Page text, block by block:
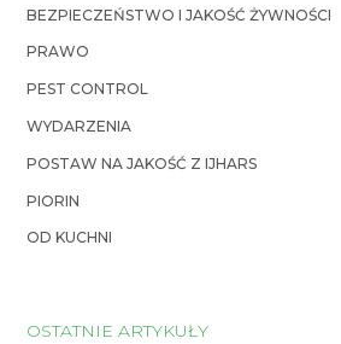
BEZPIECZEŃSTWO I JAKOŚĆ ŻYWNOŚCI
PRAWO
PEST CONTROL
WYDARZENIA
POSTAW NA JAKOŚĆ Z IJHARS
PIORIN
OD KUCHNI
OSTATNIE ARTYKUŁY